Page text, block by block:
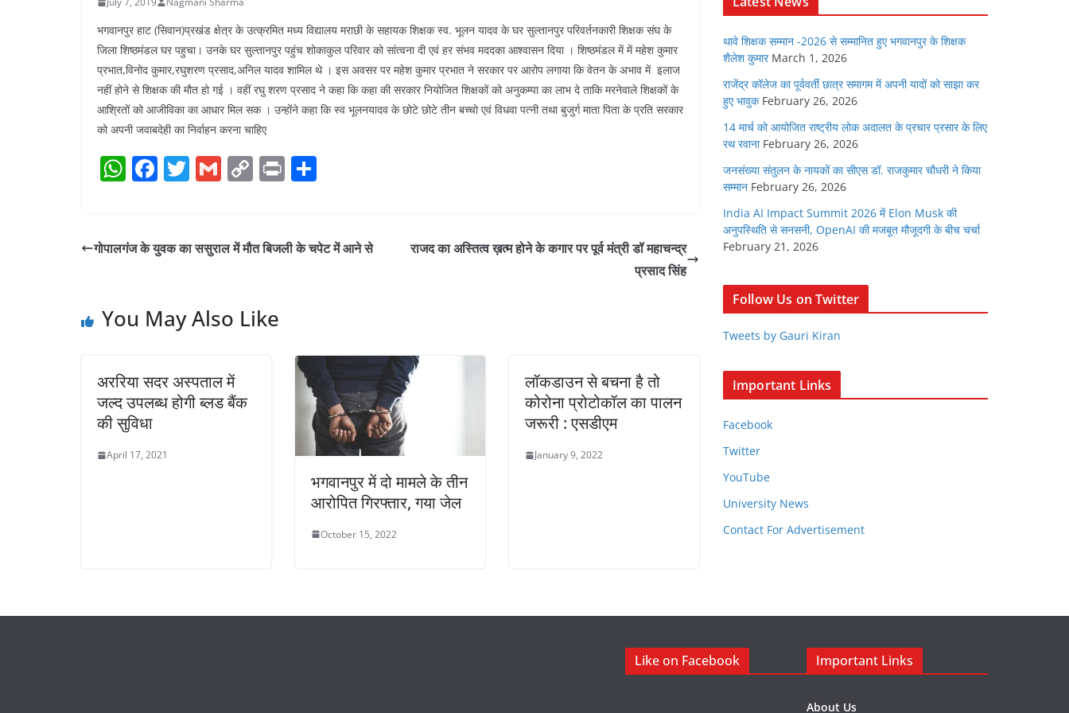
भगवानपुर हाट (सिवान)प्रखंड क्षेत्र के उत्क्रमित मध्य विद्यालय मराछी के सहायक शिक्षक स्व. भूलन यादव के घर सुल्तानपुर परिवर्तनकारी शिक्षक संघ के
जिला शिष्ठमंडल घर पहुचा। उनके घर सुल्तानपुर पहुंच शोकाकुल परिवार को सांत्वना दी एवं हर संभव मददका आश्वासन दिया । शिष्ठमंडल में में महेश कुमार
प्रभात,विनोद कुमार,रघुशरण प्रसाद,अनिल यादव शामिल थे । इस अवसर पर महेश कुमार प्रभात ने सरकार पर आरोप लगाया कि वेतन के अभाव में इलाज
नहीं होने से शिक्षक की मौत हो गई । वहीं रघु शरण प्रसाद ने कहा कि कहा की सरकार नियोजित शिक्षकों को अनुकम्पा का लाभ दे ताकि मरनेवाले शिक्षकों के
आश्रितों को आजीविका का आधार मिल सक । उन्होंने कहा कि स्व भूलनयादव के छोटे छोटे तीन बच्चो एवं विधवा पत्नी तथा बुजुर्ग माता पिता के प्रति सरकार
को अपनी जवाबदेही का निर्वाहन करना चाहिए
W
s
p
F
e
o
T
er
G
l
C
y
k
Pr
e
गोपालगंज के युवक का ससुराल में मौत बिजली के चपेट में आने से
राजद का अस्तित्व ख़त्म होने के कगार पर पूर्व मंत्री डॉ महाचन्द्र
प्रसाद सिंह
You May Also Like
अररिया सदर अस्पताल में
जल्द उपलब्ध होगी ब्लड बैंक
की सुविधा
April 17, 2021
भगवानपुर में दो मामले के तीन
आरोपित गिरफ्तार, गया जेल
October 15, 2022
लॉकडाउन से बचना है तो
कोरोना प्रोटोकॉल का पालन
जरूरी : एसडीएम
January 9, 2022
थावे शिक्षक सम्मान -2026 से सम्मानित हुए भगवानपुर के शिक्षक
शैलेश कुमार March 1, 2026
राजेंद्र कॉलेज का पूर्ववर्ती छात्र समागम में अपनी यादों को साझा कर
हुए भावुक February 26, 2026
14 मार्च को आयोजित राष्ट्रीय लोक अदालत के प्रचार प्रसार के लिए
रथ रवाना February 26, 2026
जनसंख्या संतुलन के नायकों का सीएस डॉ. राजकुमार चौधरी ने किया
सम्मान February 26, 2026
India AI Impact Summit 2026 में Elon Musk की
अनुपस्थिति से सनसनी, OpenAI की मजबूत मौजूदगी के बीच चर्चा
February 21, 2026
Follow Us on Twitter
Tweets by Gauri Kiran
Important Links
Facebook
Twitter
YouTube
University News
Contact For Advertisement
Like on Facebook Important Links
About Us